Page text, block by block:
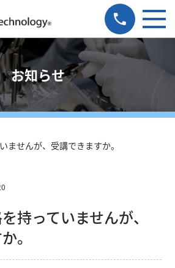
お知らせ
ませんが、受講できますか。
持っていませんが、
。